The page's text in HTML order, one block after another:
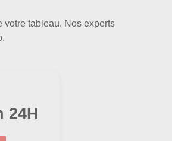
votre tableau. Nos experts
24H